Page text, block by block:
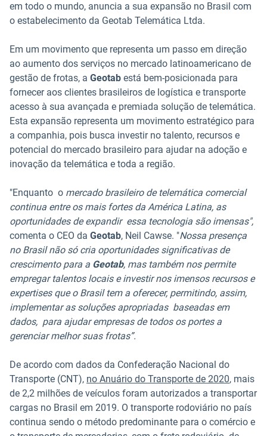
em todo o mundo, anuncia a sua expansão no Brasil com
o estabelecimento da Geotab Telemática Ltda.
Em um movimento que representa um passo em direção
ao aumento dos serviços no mercado latinoamericano de
gestão de frotas, a Geotab está bem-posicionada para
fornecer aos clientes brasileiros de logística e transporte
acesso à sua avançada e premiada solução de telemática.
Esta expansão representa um movimento estratégico para
a companhia, pois busca investir no talento, recursos e
potencial do mercado brasileiro para ajudar na adoção e
inovação da telemática e toda a região.
"Enquanto o mercado brasileiro de telemática comercial
continua entre os mais fortes da América Latina, as
oportunidades de expandir essa tecnologia são imensas",
comenta o CEO da Geotab, Neil Cawse. "Nossa presença
no Brasil não só cria oportunidades significativas de
crescimento para a Geotab, mas também nos permite
empregar talentos locais e investir nos imensos recursos e
expertises que o Brasil tem a oferecer, permitindo, assim,
implementar as soluções apropriadas baseadas em
dados, para ajudar empresas de todos os portes a
gerenciar melhor suas frotas”.
De acordo com dados da Confederação Nacional do
Transporte (CNT), no Anuário do Transporte de 2020, mais
de 2,2 milhões de veículos foram autorizados a transportar
cargas no Brasil em 2019. O transporte rodoviário no país
continua sendo o método predominante para o comércio e